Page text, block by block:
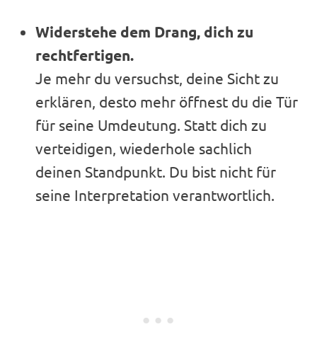
Widerstehe dem Drang, dich zu
rechtfertigen.
Je mehr du versuchst, deine Sicht zu
erklären, desto mehr öffnest du die Tür
für seine Umdeutung. Statt dich zu
verteidigen, wiederhole sachlich
deinen Standpunkt. Du bist nicht für
seine Interpretation verantwortlich.